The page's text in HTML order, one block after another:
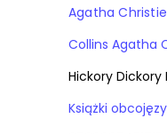
Agatha Christie
Collins Agatha
Hickory Dickory